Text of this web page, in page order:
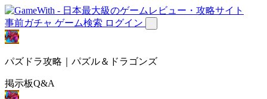
事前ガチャ ゲーム検索 ログイン
パズドラ攻略｜パズル＆ドラゴンズ
掲示板Q&A